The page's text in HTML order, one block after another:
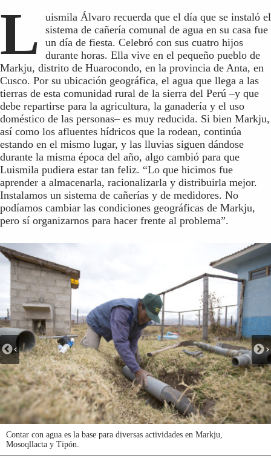
L
uismila Álvaro recuerda que el día que se instaló el
sistema de cañería comunal de agua en su casa fue
un día de fiesta. Celebró con sus cuatro hijos
durante horas. Ella vive en el pequeño pueblo de
Markju, distrito de Huarocondo, en la provincia de Anta, en
Cusco. Por su ubicación geográfica, el agua que llega a las
tierras de esta comunidad rural de la sierra del Perú –y que
debe repartirse para la agricultura, la ganadería y el uso
doméstico de las personas– es muy reducida. Si bien Markju,
así como los afluentes hídricos que la rodean, continúa
estando en el mismo lugar, y las lluvias siguen dándose
durante la misma época del año, algo cambió para que
Luismila pudiera estar tan feliz. “Lo que hicimos fue
aprender a almacenarla, racionalizarla y distribuirla mejor.
Instalamos un sistema de cañerías y de medidores. No
podíamos cambiar las condiciones geográficas de Markju,
pero sí organizarnos para hacer frente al problema”.
Contar con agua es la base para diversas actividades en Markju,
Mosoqllacta y Tipón.
Contar con agua es la base para diversas actividades en Markju,
Mosoqllacta y Tipón.
Contar con agua es la base para diversas actividades en Markju,
Mosoqllacta y Tipón.